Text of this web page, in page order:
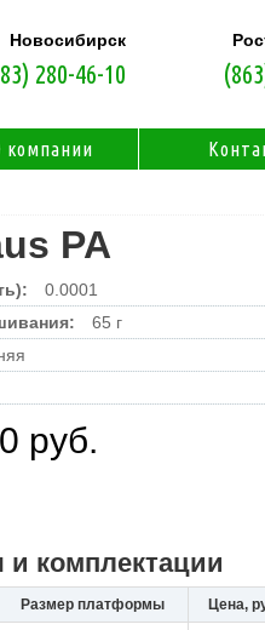
PA
0.0001
65 г
руб.
комплектации
Размер платформы Цена,
Новосибирск
280-46-10
компании